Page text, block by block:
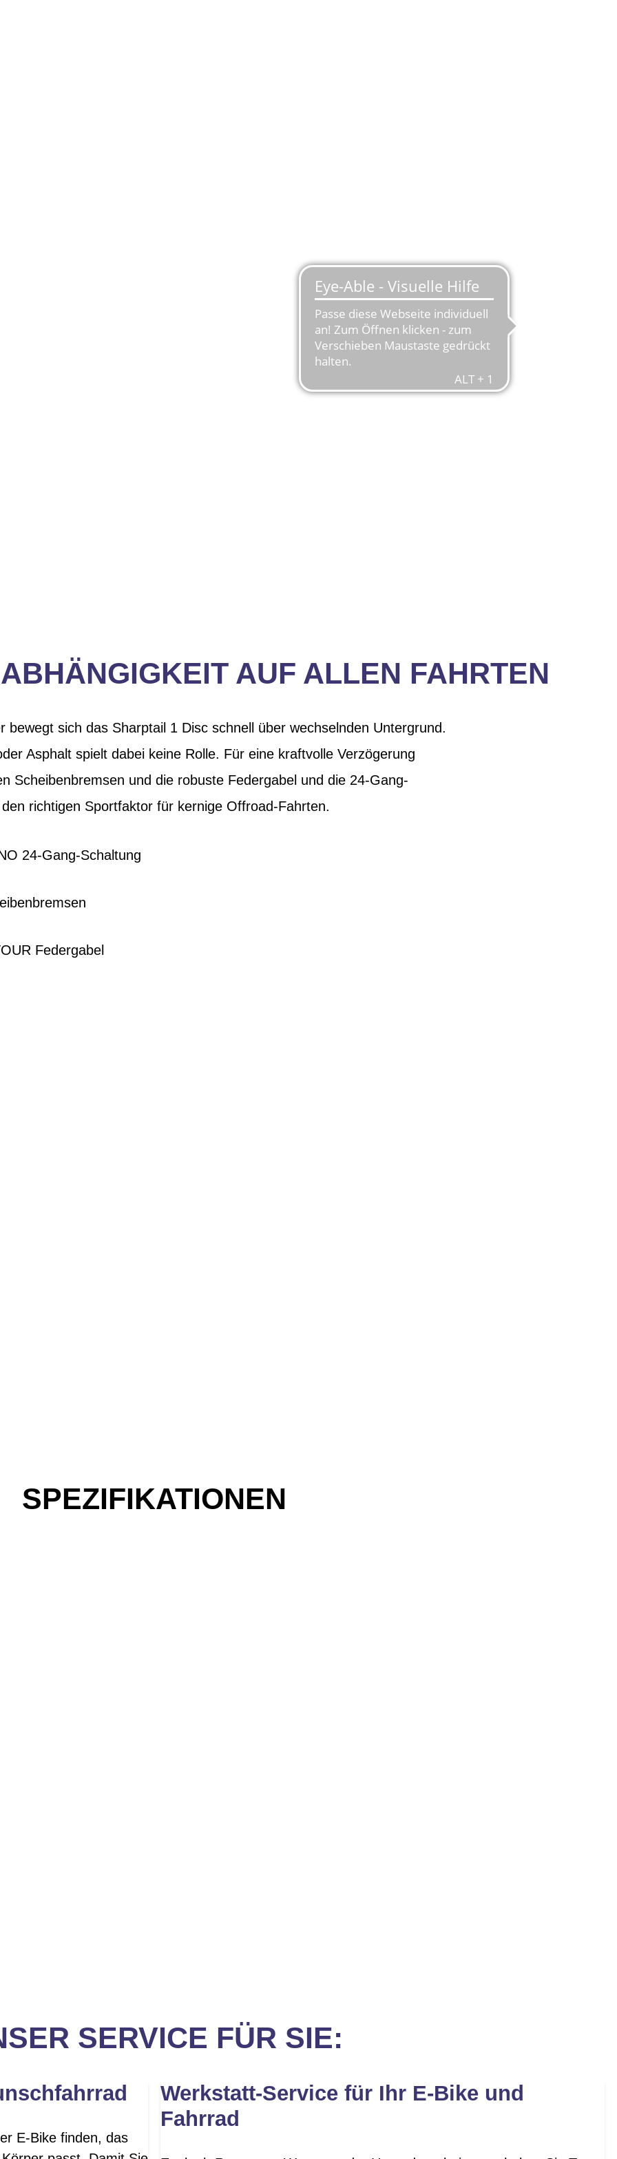
AUF ALLEN FAHRTEN
bewegt sich das Sharptail 1 Disc schnell über wechselnden Untergrund.
Asphalt spielt dabei keine Rolle. Für eine kraftvolle Verzögerung
Scheibenbremsen und die robuste Federgabel und die 24-Gang-
richtigen Sportfaktor für kernige Offroad-Fahrten.
24-Gang-Schaltung
Federgabel
SPEZIFIKATIONEN
SERVICE FÜR SIE:
E-Bike finden, das
Werkstatt-Service für Ihr E-Bike und
Fahrrad